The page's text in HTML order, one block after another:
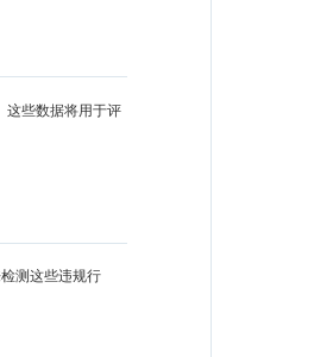
这些数据将用于评
测这些违规行